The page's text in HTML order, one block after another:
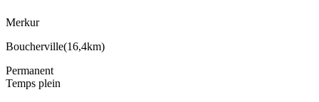
Merkur
Boucherville(16,4km)
Permanent
Temps plein